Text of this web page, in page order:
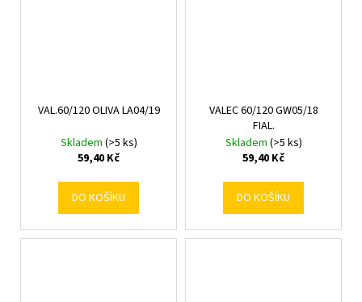
VAL.60/120 OLIVA LA04/19
Skladem (>5 ks)
59,40 Kč
DO KOŠÍKU
VALEC 60/120 GW05/18
FIAL.
Skladem (>5 ks)
59,40 Kč
DO KOŠÍKU